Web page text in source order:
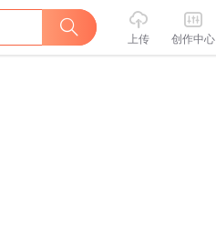
上传 创作中心